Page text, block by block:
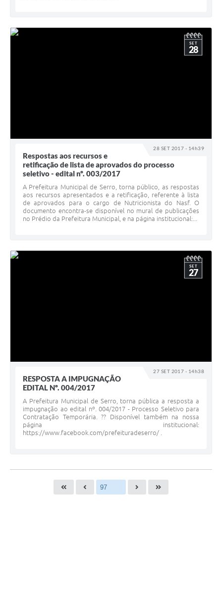
28 SET 2017 - 14h39
SET
28
Respostas aos recursos e
retificação de lista de aprovados do processo
seletivo - edital nº. 003/2017
A Prefeitura Municipal de Serro, torna público, as respostas
aos recursos apresentados e a retificação, referente à lista
de aprovados para o cargo de Nutricionista do Nasf. O
documento encontra-se disponível no mural de publicações
no Prédio da Prefeitura Municipal, e na página institucional:...
27 SET 2017 - 14h38
SET
27
RESPOSTA A IMPUGNAÇÃO
EDITAL Nº. 004/2017
A Prefeitura Municipal de Serro, torna pública a resposta a
impugnação ao edital nº. 004/2017 - Processo Seletivo para
Contratação Temporária. ?? Disponível também na nossa
página institucional:
https://www.facebook.com/prefeituradeserro/ .